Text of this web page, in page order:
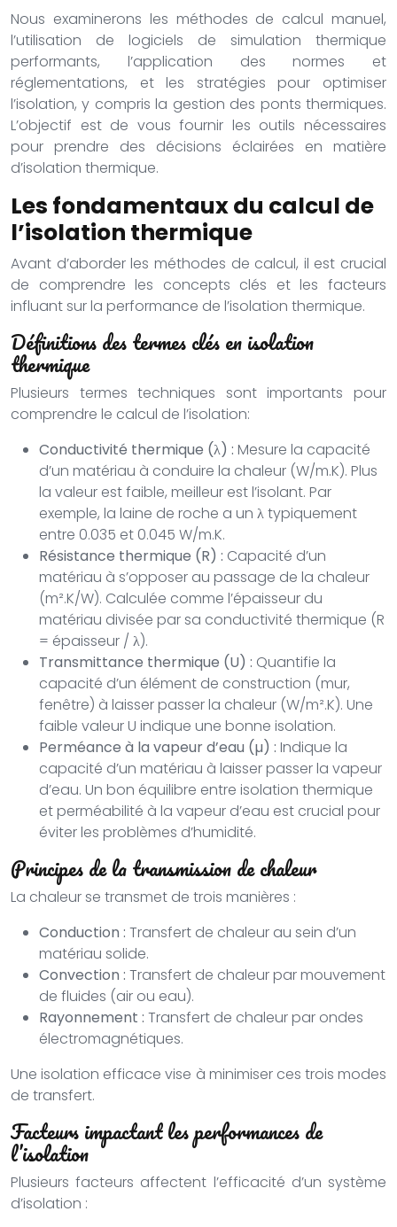
Nous examinerons les méthodes de calcul manuel,
l’utilisation de logiciels de simulation thermique
performants, l’application des normes et
réglementations, et les stratégies pour optimiser
l’isolation, y compris la gestion des ponts thermiques.
L’objectif est de vous fournir les outils nécessaires
pour prendre des décisions éclairées en matière
d’isolation thermique.
Les fondamentaux du calcul de
l’isolation thermique
Avant d’aborder les méthodes de calcul, il est crucial
de comprendre les concepts clés et les facteurs
influant sur la performance de l’isolation thermique.
Définitions des termes clés en isolation
thermique
Plusieurs termes techniques sont importants pour
comprendre le calcul de l’isolation:
Conductivité thermique (λ) : Mesure la capacité
d’un matériau à conduire la chaleur (W/m.K). Plus
la valeur est faible, meilleur est l’isolant. Par
exemple, la laine de roche a un λ typiquement
entre 0.035 et 0.045 W/m.K.
Résistance thermique (R) : Capacité d’un
matériau à s’opposer au passage de la chaleur
(m².K/W). Calculée comme l’épaisseur du
matériau divisée par sa conductivité thermique (R
= épaisseur / λ).
Transmittance thermique (U) : Quantifie la
capacité d’un élément de construction (mur,
fenêtre) à laisser passer la chaleur (W/m².K). Une
faible valeur U indique une bonne isolation.
Perméance à la vapeur d’eau (µ) : Indique la
capacité d’un matériau à laisser passer la vapeur
d’eau. Un bon équilibre entre isolation thermique
et perméabilité à la vapeur d’eau est crucial pour
éviter les problèmes d’humidité.
Principes de la transmission de chaleur
La chaleur se transmet de trois manières :
Conduction : Transfert de chaleur au sein d’un
matériau solide.
Convection : Transfert de chaleur par mouvement
de fluides (air ou eau).
Rayonnement : Transfert de chaleur par ondes
électromagnétiques.
Une isolation efficace vise à minimiser ces trois modes
de transfert.
Facteurs impactant les performances de
l’isolation
Plusieurs facteurs affectent l’efficacité d’un système
d’isolation :